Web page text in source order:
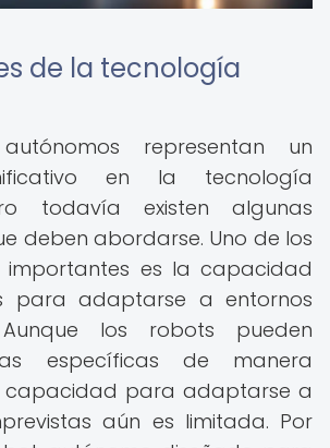
de la tecnología
representan un
en la tecnología
todavía existen algunas
deben abordarse. Uno de los
importantes es la capacidad
para adaptarse a entornos
los robots pueden
específicas de manera
capacidad para adaptarse a
aún es limitada. Por